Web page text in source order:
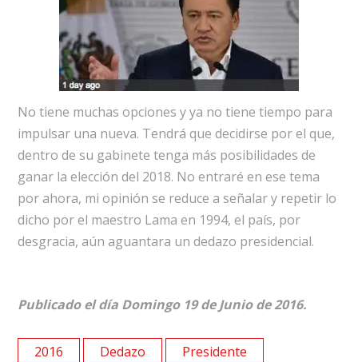
No tiene muchas opciones y ya no tiene tiempo para
impulsar una nueva. Tendrá que decidirse por el que,
dentro de su gabinete tenga más posibilidades de
ganar la elección del 2018. No entraré en ese tema
por ahora, mi opinión se reduce a señalar y repetir lo
dicho por el maestro Lama en 1994, el país, por
desgracia, aún aguantara un dedazo presidencial.
Publicado el día Domingo 19 de Junio de 2016.
2016 Dedazo Presidente